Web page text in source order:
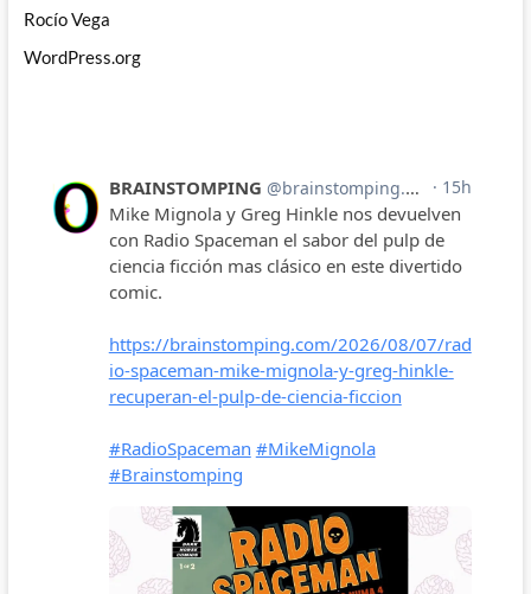
Rocío Vega
WordPress.org